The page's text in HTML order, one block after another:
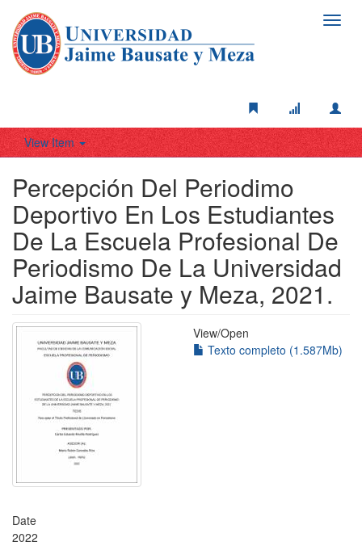
View Item
Percepción Del Periodimo
Deportivo En Los Estudiantes
De La Escuela Profesional De
Periodismo De La Universidad
Jaime Bausate y Meza, 2021.
View/Open
Texto completo (1.587Mb)
Date
2022